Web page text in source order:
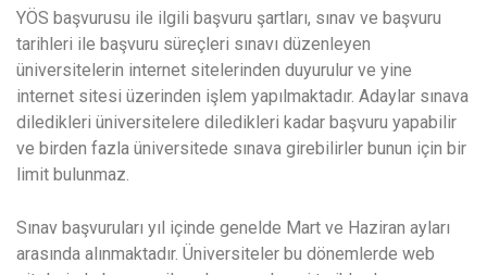
YÖS başvurusu ile ilgili başvuru şartları, sınav ve başvuru
tarihleri ile başvuru süreçleri sınavı düzenleyen
üniversitelerin internet sitelerinden duyurulur ve yine
internet sitesi üzerinden işlem yapılmaktadır. Adaylar sınava
diledikleri üniversitelere diledikleri kadar başvuru yapabilir
ve birden fazla üniversitede sınava girebilirler bunun için bir
limit bulunmaz.
Sınav başvuruları yıl içinde genelde Mart ve Haziran ayları
arasında alınmaktadır. Üniversiteler bu dönemlerde web